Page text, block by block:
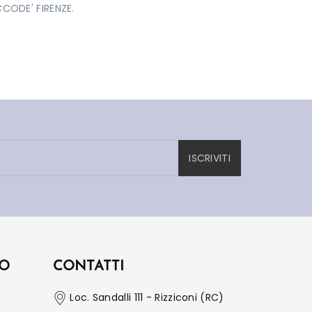
FIRENZE.
ISCRIVITI
CONTATTI
Loc. Sandalli 111 - Rizziconi (RC)